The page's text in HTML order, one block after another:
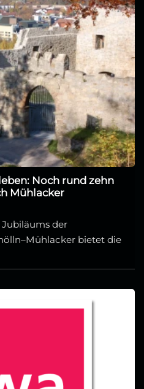
Noch rund zehn
Mühlacker
Jubiläums der
bietet die